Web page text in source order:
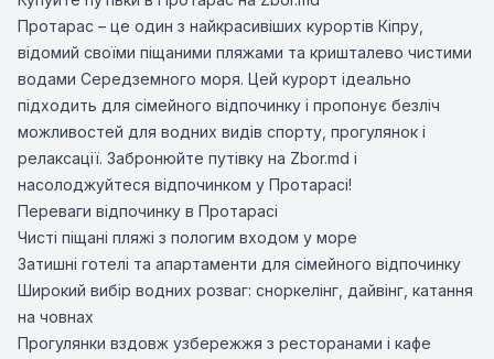
Протарас – це один з найкрасивіших курортів Кіпру,
відомий своїми піщаними пляжами та кришталево чистими
водами Середземного моря. Цей курорт ідеально
підходить для сімейного відпочинку і пропонує безліч
можливостей для водних видів спорту, прогулянок і
релаксації. Забронюйте путівку на Zbor.md і
насолоджуйтеся відпочинком у Протарасі!
Переваги відпочинку в Протарасі
Чисті піщані пляжі з пологим входом у море
Затишні готелі та апартаменти для сімейного відпочинку
Широкий вибір водних розваг: сноркелінг, дайвінг, катання
на човнах
Прогулянки вздовж узбережжя з ресторанами і кафе